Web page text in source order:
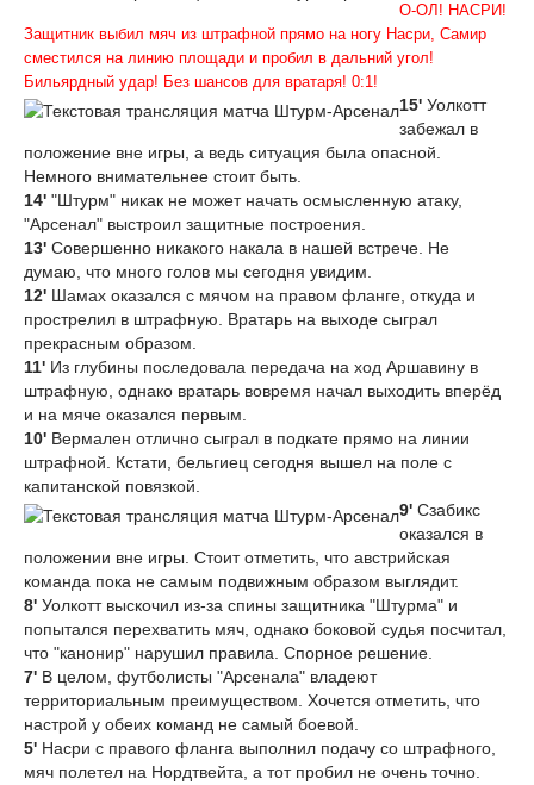
О-ОЛ! НАСРИ!
Защитник выбил мяч из штрафной прямо на ногу Насри, Самир
сместился на линию площади и пробил в дальний угол!
Бильярдный удар! Без шансов для вратаря! 0:1!
15' Уолкотт
забежал в
положение вне игры, а ведь ситуация была опасной.
Немного внимательнее стоит быть.
14' "Штурм" никак не может начать осмысленную атаку,
"Арсенал" выстроил защитные построения.
13' Совершенно никакого накала в нашей встрече. Не
думаю, что много голов мы сегодня увидим.
12' Шамах оказался с мячом на правом фланге, откуда и
прострелил в штрафную. Вратарь на выходе сыграл
прекрасным образом.
11' Из глубины последовала передача на ход Аршавину в
штрафную, однако вратарь вовремя начал выходить вперёд
и на мяче оказался первым.
10' Вермален отлично сыграл в подкате прямо на линии
штрафной. Кстати, бельгиец сегодня вышел на поле с
капитанской повязкой.
9' Сзабикс
оказался в
положении вне игры. Стоит отметить, что австрийская
команда пока не самым подвижным образом выглядит.
8' Уолкотт выскочил из-за спины защитника "Штурма" и
попытался перехватить мяч, однако боковой судья посчитал,
что "канонир" нарушил правила. Спорное решение.
7' В целом, футболисты "Арсенала" владеют
территориальным преимуществом. Хочется отметить, что
настрой у обеих команд не самый боевой.
5' Насри с правого фланга выполнил подачу со штрафного,
мяч полетел на Нордтвейта, а тот пробил не очень точно.